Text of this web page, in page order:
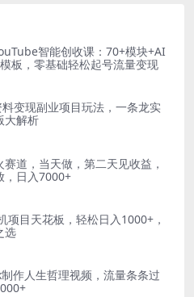
智能创收课：70+模块+AI
板，零基础轻松起号流量变现
变现副业项目玩法，一条龙实
大解析
道，当天做，第二天见收益，
，日入7000+
项目天花板，轻松日入1000+，
选
作人生哲理视频，流量条条过